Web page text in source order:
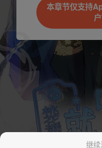
继
本章节仅支持